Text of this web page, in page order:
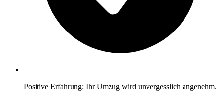
Positive Erfahrung: Ihr Umzug wird unvergesslich angenehm.